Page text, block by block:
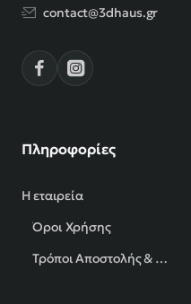
contact@3dhaus.gr
Πληροφορίες
Η εταιρεία
Όροι Χρήσης
Τρόποι Αποστολής & Πληρωμής